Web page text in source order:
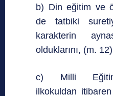
b) Din eğitim ve
de tatbiki
karakterin
olduklarını, (m. 12)
c) Milli Eğitim
ilkokuldan